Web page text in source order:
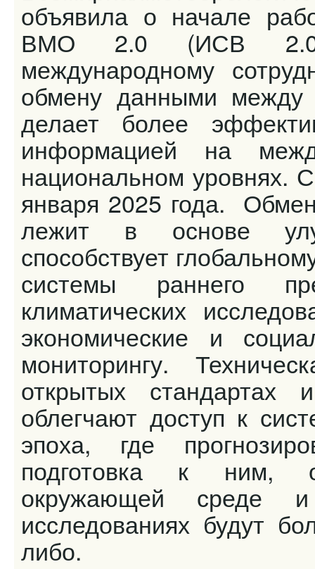
объявила о начале
ВМО 2.0 (ИСВ 2.0),
международному
обмену данными
делает более
информацией на
национальном уровнях.
января 2025 года.
лежит в основе
способствует
системы раннего
климатических
экономические и
мониторингу.
открытых стандартах
облегчают доступ к
эпоха, где
подготовка к ним,
окружающей среде и
исследованиях будут
либо.